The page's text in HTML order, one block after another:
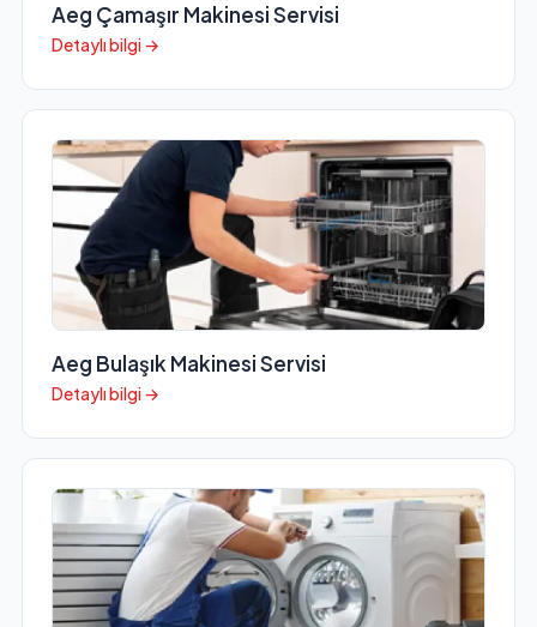
Aeg Çamaşır Makinesi Servisi
Detaylı bilgi →
Aeg Bulaşık Makinesi Servisi
Detaylı bilgi →